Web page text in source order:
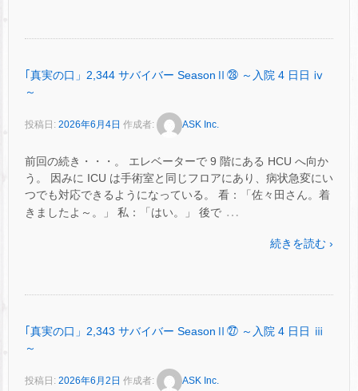
｢真実の口」2,344 サバイバー SeasonⅡ㉘ ～入院 4 日日 ⅳ
～
投稿日: 2026年6月4日 作成者: ASK Inc.
前回の続き・・・。 エレベーターで 9 階にある HCU へ向か
う。 因みに ICU は手術室と同じフロアにあり、病状急変にい
つでも対応できるようになっている。 看：「佐々田さん。着
きましたよ～。」 私：「はい。」 後で …
続きを読む ›
｢真実の口」2,343 サバイバー SeasonⅡ㉗ ～入院 4 日日 ⅲ
～
投稿日: 2026年6月2日 作成者: ASK Inc.